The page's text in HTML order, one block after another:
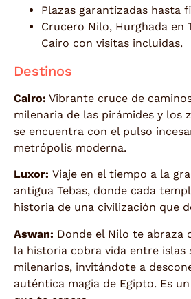
Plazas garantizadas hasta
Crucero Nilo, Hurghada en
Cairo con visitas incluidas.
Destinos
Cairo: Vibrante cruce de
milenaria de las pirámides y los
se encuentra con el pulso
metrópolis moderna.
Luxor: Viaje en el tiempo a la
antigua Tebas, donde cada
historia de una civilización que
Aswan: Donde el Nilo te abraza
la historia cobra vida entre islas
milenarios, invitándote a
auténtica magia de Egipto. Es